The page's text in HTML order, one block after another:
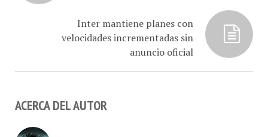
velocidades incrementadas sin
anuncio oficial
ACERCA DEL AUTOR
Hugo Londoño